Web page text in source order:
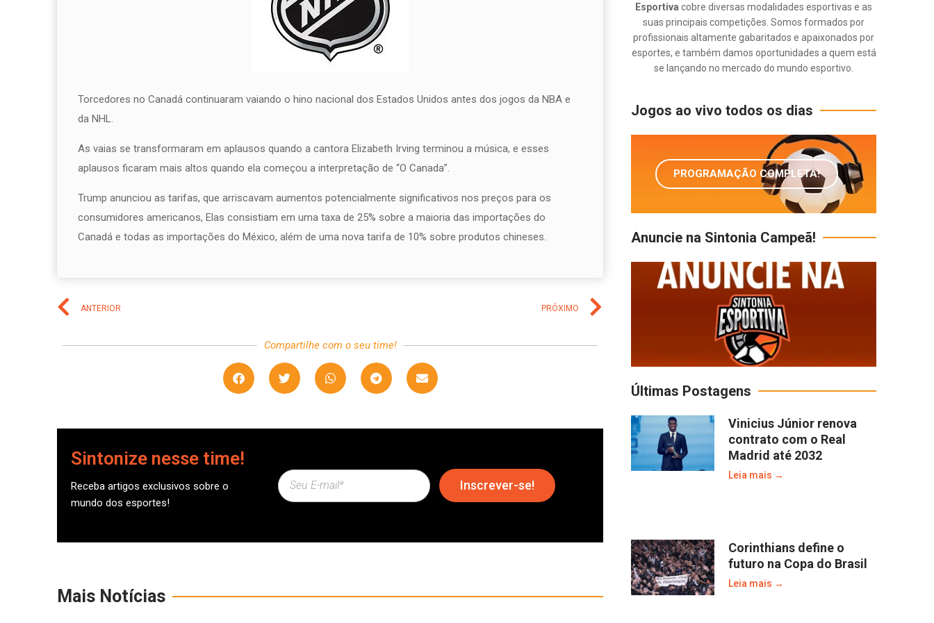
Torcedores no Canadá continuaram vaiando o hino nacional dos Estados Unidos antes dos jogos da NBA e
da NHL.
As vaias se transformaram em aplausos quando a cantora Elizabeth Irving terminou a música, e esses
aplausos ficaram mais altos quando ela começou a interpretação de “O Canada”.
Trump anunciou as tarifas, que arriscavam aumentos potencialmente significativos nos preços para os
consumidores americanos, Elas consistiam em uma taxa de 25% sobre a maioria das importações do
Canadá e todas as importações do México, além de uma nova tarifa de 10% sobre produtos chineses.
ANTERIOR PRÓXIMO
Compartilhe com o seu time!
Sintonize nesse time!
Receba artigos exclusivos sobre o
mundo dos esportes!
Inscrever-se!
Mais Notícias
Esportiva cobre diversas modalidades esportivas e as
suas principais competições. Somos formados por
profissionais altamente gabaritados e apaixonados por
esportes, e também damos oportunidades a quem está
se lançando no mercado do mundo esportivo.
Jogos ao vivo todos os dias
PROGRAMAÇÃO COMPLETA!
Anuncie na Sintonia Campeã!
Últimas Postagens
Vinicius Júnior renova
contrato com o Real
Madrid até 2032
Leia mais →
Corinthians define o
futuro na Copa do Brasil
Leia mais →